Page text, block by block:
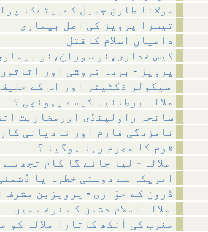
مولانا طارق جمیل کےبیٹےکا
تیسرا پرویز کی اصل بیماری
داعیانِ اسلام کاقتل
کیس غداری،نو سوراخ،نو
پرویز - بردہ فروشی اور
ملالہ برطانیہ کیسے پہونچی ؟
سانحہ راولپنڈی اورمضاربت
نامزدگی فارم اور قادیانی
قوم کا مجرم رہا ہوگیا ؟
امریکہ سے دوستی خطرہ یا
ڈرون کے حوّاری - پرویزبن مشرف
مغرب کی آنکھ کاتارا ملالہ کو